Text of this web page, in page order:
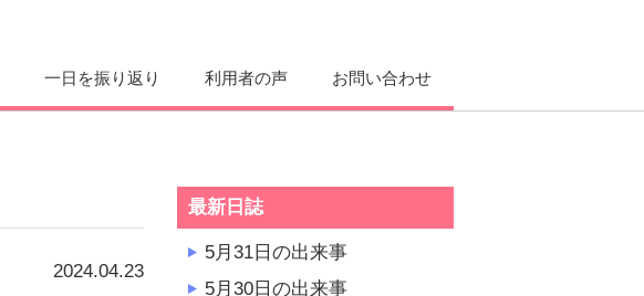
一日を振り返り 利用者の声 お問い合わせ
2024.04.23
最新日誌
5月31日の出来事
5月30日の出来事